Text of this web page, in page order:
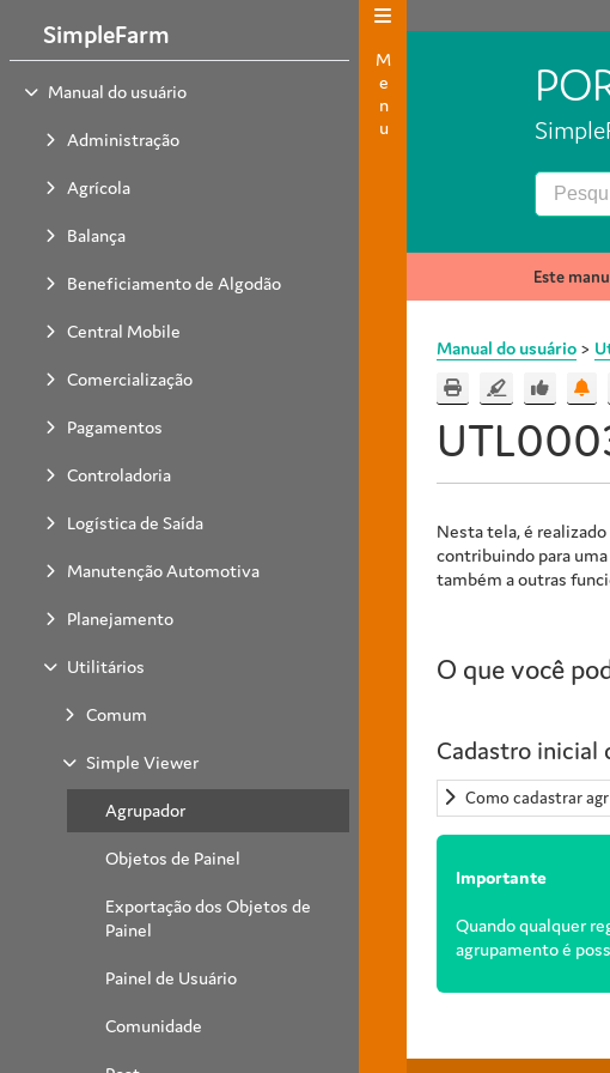
SimpleFarm
Manual do usuário
Administração
Agrícola
Balança
Beneficiamento de Algodão
Central Mobile
Comercialização
Pagamentos
Controladoria
Logística de Saída
Manutenção Automotiva
Planejamento
Utilitários
Comum
Simple Viewer
Agrupador
Objetos de Painel
Exportação dos Objetos de
Painel
Painel de Usuário
Comunidade
Menu
Este
Manual do usuário >
Nesta tela, é
contribuindo para
também a outras
O que você
Cadastro inicial
Como cadastrar
Importante
Quando qualquer
agrupamento é